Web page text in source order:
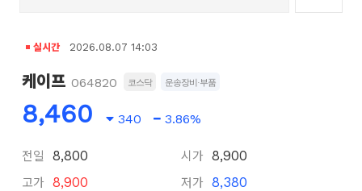
실시간 2026.08.07 14:03
케이프 064820 코스닥 운송장비·부품
8,460 340 3.86%
전일 8,800
고가 8,900
시가 8,900
저가 8,380